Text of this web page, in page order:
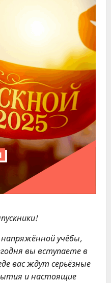
учёбы,
вы вступаете в
вас ждут серьёзные
и настоящие